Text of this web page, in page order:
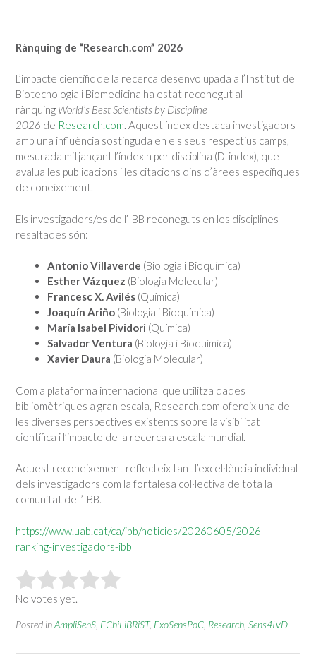
Rànquing de “Research.com” 2026
L’impacte científic de la recerca desenvolupada a l’Institut de
Biotecnologia i Biomedicina ha estat reconegut al
rànquing World’s Best Scientists by Discipline
2026 de Research.com. Aquest índex destaca investigadors
amb una influència sostinguda en els seus respectius camps,
mesurada mitjançant l’índex h per disciplina (D-index), que
avalua les publicacions i les citacions dins d’àrees específiques
de coneixement.
Els investigadors/es de l’IBB reconeguts en les disciplines
resaltades són:
Antonio Villaverde (Biologia i Bioquímica)
Esther Vázquez (Biologia Molecular)
Francesc X. Avilés (Química)
Joaquín Ariño (Biologia i Bioquímica)
María Isabel Pividori (Química)
Salvador Ventura (Biologia i Bioquímica)
Xavier Daura (Biologia Molecular)
Com a plataforma internacional que utilitza dades
bibliomètriques a gran escala, Research.com ofereix una de
les diverses perspectives existents sobre la visibilitat
científica i l’impacte de la recerca a escala mundial.
Aquest reconeixement reflecteix tant l’excel·lència individual
dels investigadors com la fortalesa col·lectiva de tota la
comunitat de l’IBB.
https://www.uab.cat/ca/ibb/noticies/20260605/2026-
ranking-investigadors-ibb
No votes yet.
Posted inAmpliSenS EChiLiBRiST, ExoSensPoC Research Sens4IVD